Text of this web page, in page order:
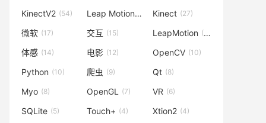
KinectV2 (54) Leap Motion(42) Kinect (27)
微软 (17) 交互 (15) LeapMotion (15)
体感 (14) 电影 (12) OpenCV (10)
Python (10) 爬虫 (9) Qt (8)
Myo (8) OpenGL (7) VR (6)
SQLite (5) Touch+ (4) Xtion2 (4)